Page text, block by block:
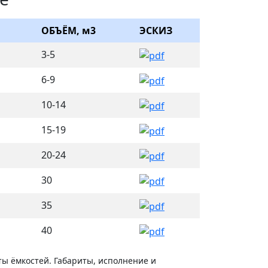
ОБЪЁМ, м3
ЭСКИЗ
3-5
6-9
10-14
15-19
20-24
30
35
40
ёмкостей. Габариты, исполнение и